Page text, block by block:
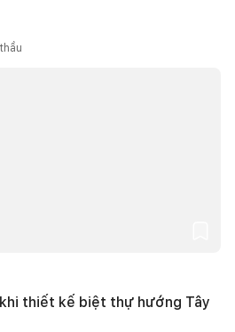
thiết kế biệt thự hướng Tây